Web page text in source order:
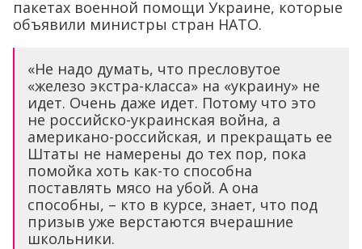
пакетах военной помощи Украине, которые
объявили министры стран НАТО.
«Не надо думать, что пресловутое
«железо экстра-класса» на «украину» не
идет. Очень даже идет. Потому что это
не российско-украинская война, а
американо-российская, и прекращать ее
Штаты не намерены до тех пор, пока
помойка хоть как-то способна
поставлять мясо на убой. А она
способны, – кто в курсе, знает, что под
призыв уже верстаются вчерашние
школьники.